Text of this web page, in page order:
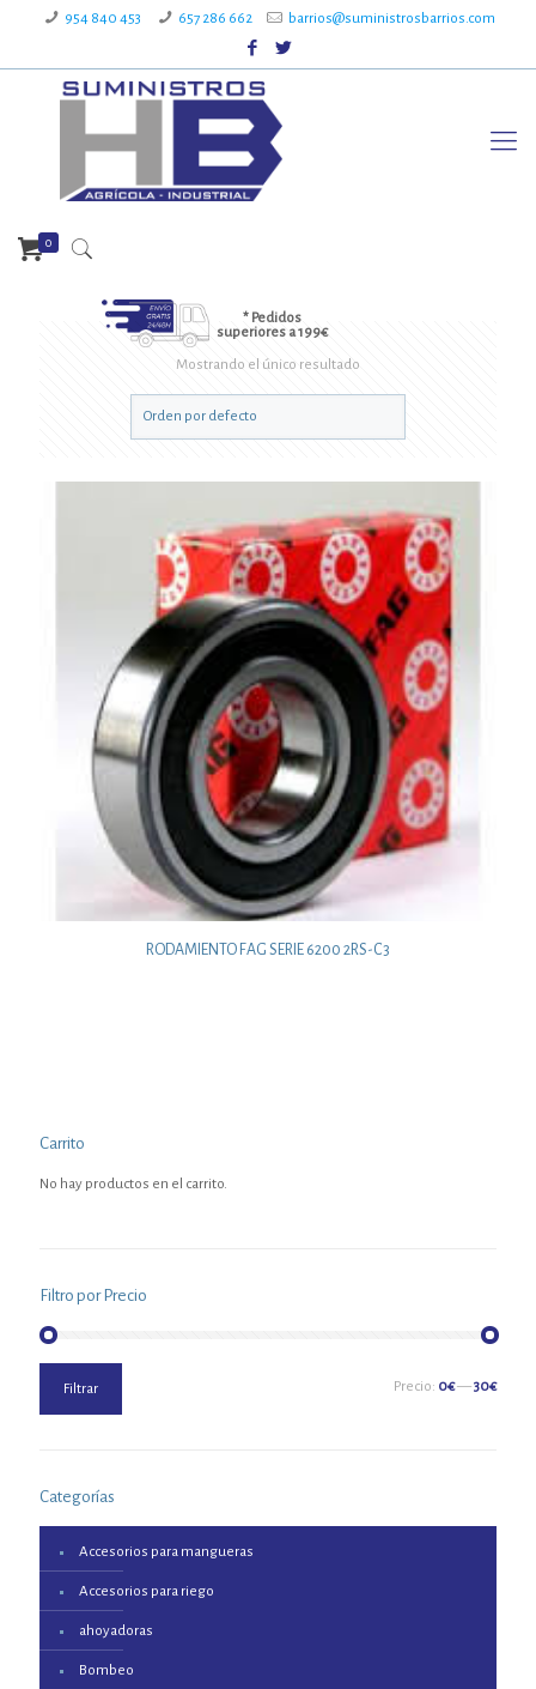
954 840 453 657 286 662 barrios@suministrosbarrios.com
* Pedidos
superiores a 199€
0
Mostrando el único resultado
RODAMIENTO FAG SERIE 6200 2RS-C3
Carrito
No hay productos en el carrito.
Filtro por Precio
mínimo
máximo
Filtrar Precio: 0€—30€
Categorías
Accesorios para mangueras
Accesorios para riego
ahoyadoras
Bombeo